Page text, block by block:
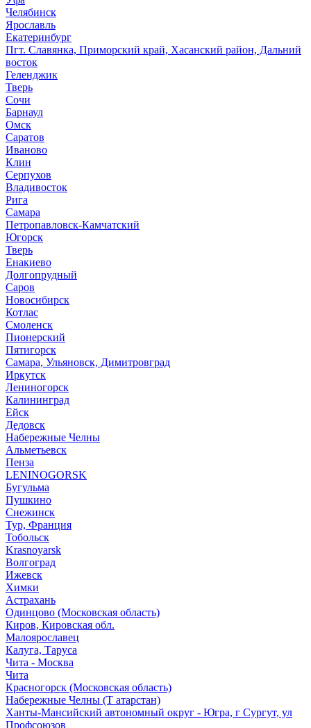
Челябинск
Ярославль
Екатеринбург
Пгт. Славянка, Приморский край, Хасанский район, Дальний
восток
Геленджик
Тверь
Сочи
Барнаул
Омск
Саратов
Иваново
Клин
Серпухов
Владивосток
Рига
Самара
Петропавловск-Камчатский
Югорск
Тверь
Енакиево
Долгопрудный
Саров
Новосибирск
Котлас
Смоленск
Пионерский
Пятигорск
Самара, Ульяновск, Димитровград
Иркутск
Лениногорск
Калининград
Ейск
Дедовск
Набережные Челны
Альметьевск
Пенза
LENINOGORSK
Бугульма
Пушкино
Снежинск
Тур, Франция
Тобольск
Krasnoyarsk
Волгоград
Ижевск
Химки
Астрахань
Одинцово (Московская область)
Киров, Кировская обл.
Малоярославец
Калуга, Таруса
Чита - Москва
Чита
Красногорск (Московская область)
Набережные Челны (Т атарстан)
Ханты-Мансийский автономный округ - Югра, г Сургут, ул
Профсоюзов